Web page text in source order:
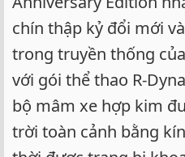
chín thập kỷ đổi mới
trong truyền thống
với gói thể thao R-
bộ mâm xe hợp kim
trời toàn cảnh bằng